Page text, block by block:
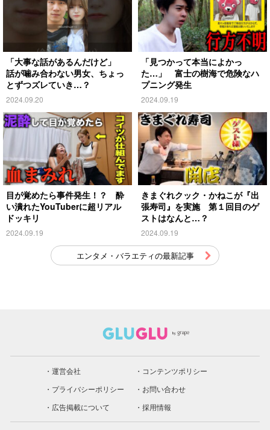
「大事な話があるんだけど」
話が噛み合わない男女、ちょっ
とずつズレていき…？
2024.09.20
「見つかって本当によかっ
た…」 富士の樹海で危険なハ
プニング発生
2024.09.19
目が覚めたら事件発生！？ 酔
い潰れたYouTuberに超リアル
ドッキリ
2024.09.19
きまぐれクック・かねこが『出
張寿司』を実施 第１回目のゲ
ストはなんと…？
2024.09.19
エンタメ・バラエティの最新記事
運営会社
コンテンツポリシー
プライバシーポリシー
お問い合わせ
広告掲載について
採用情報